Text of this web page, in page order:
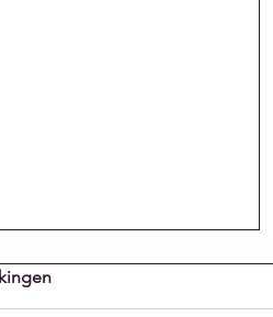
en Toekomstige
van Team Wac